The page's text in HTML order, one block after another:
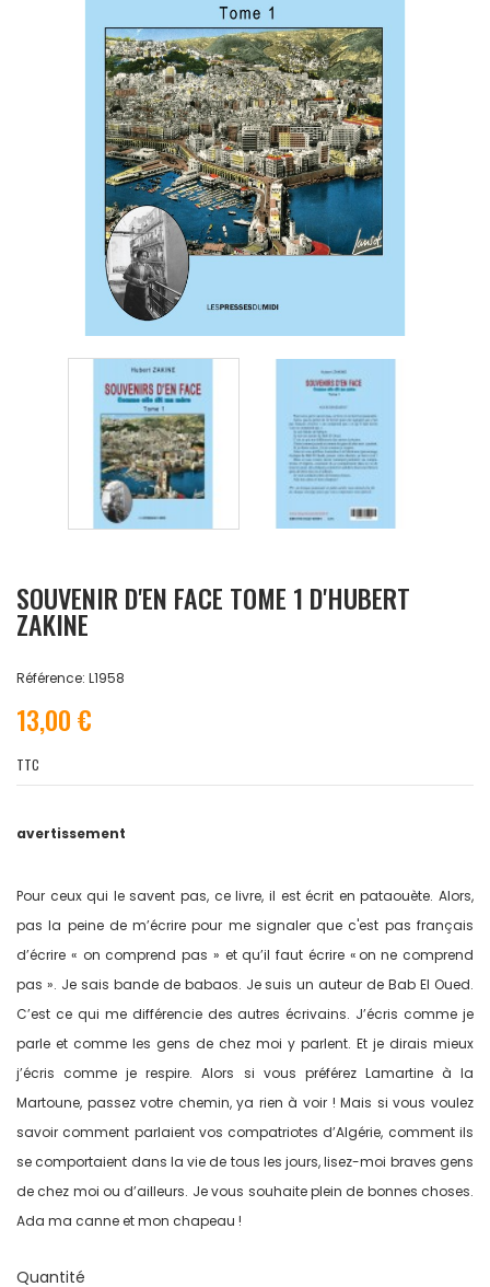
SOUVENIR D'EN FACE TOME 1 D'HUBERT
ZAKINE
Référence: L1958
13,00 €
TTC
avertissement
Pour ceux qui le savent pas, ce livre, il est écrit en pataouète. Alors,
pas la peine de m’écrire pour me signaler que c'est pas français
d’écrire « on comprend pas » et qu’il faut écrire « on ne comprend
pas ». Je sais bande de babaos. Je suis un auteur de Bab El Oued.
C’est ce qui me différencie des autres écrivains. J’écris comme je
parle et comme les gens de chez moi y parlent. Et je dirais mieux
j’écris comme je respire. Alors si vous préférez Lamartine à la
Martoune, passez votre chemin, ya rien à voir ! Mais si vous voulez
savoir comment parlaient vos compatriotes d’Algérie, comment ils
se comportaient dans la vie de tous les jours, lisez-moi braves gens
de chez moi ou d’ailleurs. Je vous souhaite plein de bonnes choses.
Ada ma canne et mon chapeau !
Quantité